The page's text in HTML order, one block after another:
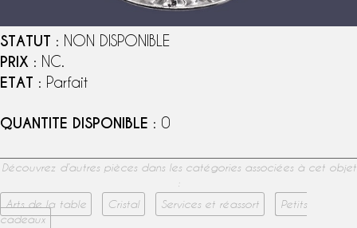
STATUT : NON DISPONIBLE
PRIX : NC.
ETAT : Parfait
QUANTITE DISPONIBLE : 0
Découvrez d’autres pièces dans les catégories associées à cet objet
:
Arts de la table
Cristal Services et réassort
Petits
cadeaux